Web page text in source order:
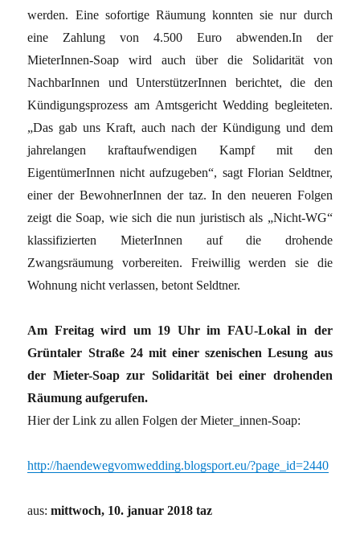
werden. Eine sofortige Räumung konnten sie nur durch
eine Zahlung von 4.500 Euro abwenden.In der
MieterInnen-Soap wird auch über die Solidarität von
NachbarInnen und UnterstützerInnen berichtet, die den
Kündigungsprozess am Amtsgericht Wedding begleiteten.
„Das gab uns Kraft, auch nach der Kündigung und dem
jahrelangen kraftaufwendigen Kampf mit den
EigentümerInnen nicht aufzugeben“, sagt Florian Seldtner,
einer der BewohnerInnen der taz. In den neueren Folgen
zeigt die Soap, wie sich die nun juristisch als „Nicht-WG“
klassifizierten MieterInnen auf die drohende
Zwangsräumung vorbereiten. Freiwillig werden sie die
Wohnung nicht verlassen, betont Seldtner.
Am Freitag wird um 19 Uhr im FAU-Lokal in der
Grüntaler Straße 24 mit einer szenischen Lesung aus
der Mieter-Soap zur Solidarität bei einer drohenden
Räumung aufgerufen.
Hier der Link zu allen Folgen der Mieter_innen-Soap:
http://haendewegvomwedding.blogsport.eu/?page_id=2440
aus:mittwoch, 10. januar 2018 taz